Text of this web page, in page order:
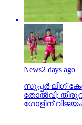
News2 days ago
സൂപ്പര്‍ ലീഗ്
തോല്‍വി;
ഗോളിന് വിജയം